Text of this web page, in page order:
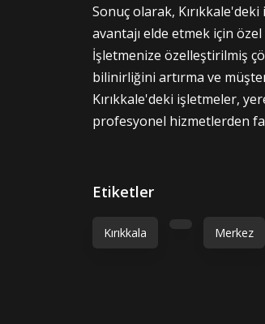
Sonuç olarak,
avantajı elde etmek için özel
İşletmenize özelleştirilmiş
bilinirliğini artırma ve
Kırıkkale'deki işletmeler,
profesyonel hizmetlerden
Etiketler
Kırıkkala Merkez